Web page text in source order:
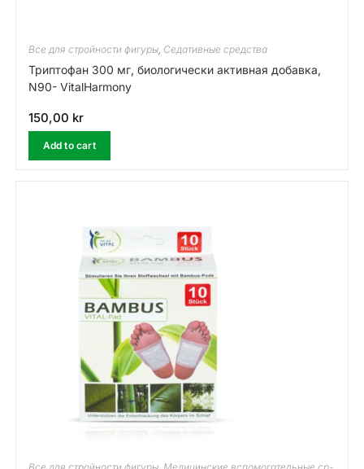
Все для стройности фигуры, Седативные средства
Триптофан 300 мг, биологически активная добавка,
N90- VitalHarmony
150,00 kr
Add to cart